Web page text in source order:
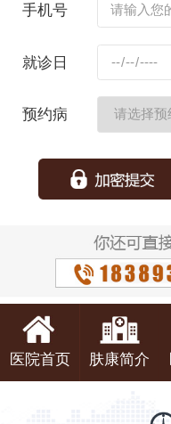
手机号
就诊日
预约病
医院首页 肤康简介